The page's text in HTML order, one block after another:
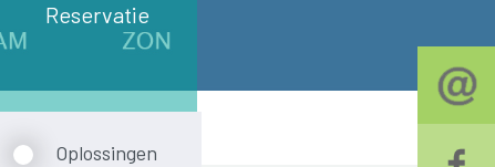
Reservatie
Oplossingen